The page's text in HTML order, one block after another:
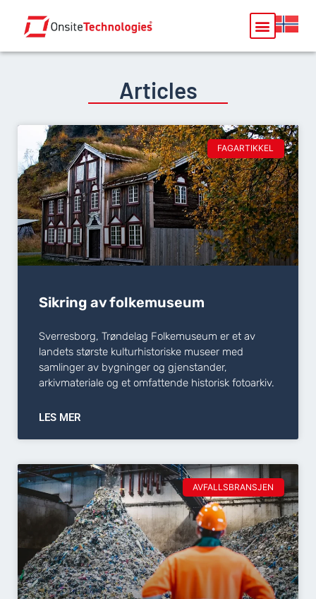
Articles
FAGARTIKKEL
Sikring av folkemuseum
Sverresborg, Trøndelag Folkemuseum er et av
landets største kulturhistoriske museer med
samlinger av bygninger og gjenstander,
arkivmateriale og et omfattende historisk fotoarkiv.
LES MER
AVFALLSBRANSJEN